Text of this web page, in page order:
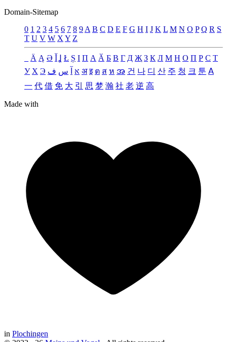
Domain-Sitemap
0 1 2 3 4 5 6 7 8 9 A B C D E F G H I J K L M N O P Q R S
T U V W X Y Z
Ä Ą Ə Ǐ Ʝ Ł Ș Ι Π А Ӑ Б В Г Д Җ З К Л М Н О П Р С Т
У Х Э א س ف अ इ ต ส ห အ 건 나 디 산 주 청 크 툰 ꓮ
一 代 借 免 大 引 思 梦 瀚 社 老 逆 高
Made with
in Plochingen